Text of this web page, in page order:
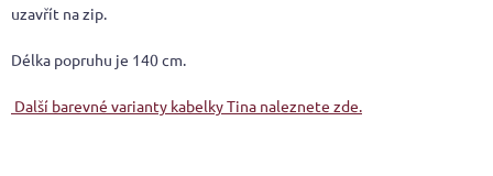
uzavřít na zip.
Délka popruhu je 140 cm.
Další barevné varianty kabelky Tina naleznete zde.